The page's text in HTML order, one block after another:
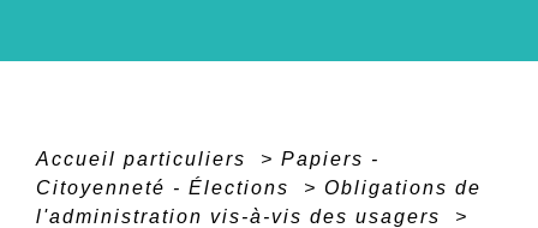
Accueil particuliers > Papiers -
Citoyenneté - Élections
> Obligations de
l'administration vis-à-vis des usagers
>